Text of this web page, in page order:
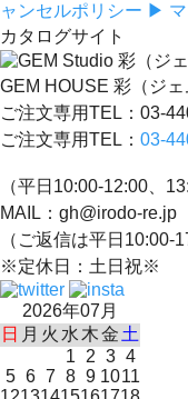
ャンセルポリシー ▶ マ
カタログサイト
GEM HOUSE 彩（ジェ
ご注文専用TEL：03-
ご注文専用TEL： 03-
（平日10:00-12:00、
MAIL：gh@irodo-re.jp
（ご返信は平日10:00-
※定休日：土日祝※
2026年07月
日 月 火 水 木金 土
1
2 3 4
5 6 7 8 9 1011